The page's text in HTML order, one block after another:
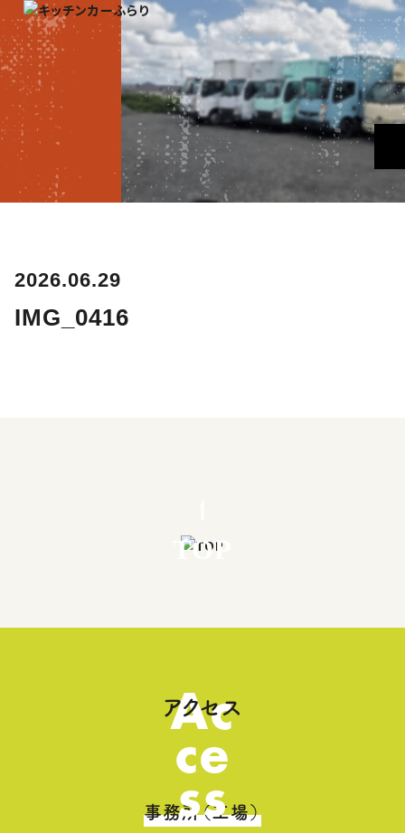
2026.06.29
IMG_0416
TOP
Ac
ce
ss
アクセス
事務所（工場）